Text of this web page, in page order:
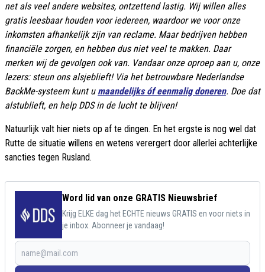
net als veel andere websites, ontzettend lastig. Wij willen alles
gratis leesbaar houden voor iedereen, waardoor we voor onze
inkomsten afhankelijk zijn van reclame. Maar bedrijven hebben
financiële zorgen, en hebben dus niet veel te makken. Daar
merken wij de gevolgen ook van. Vandaar onze oproep aan u, onze
lezers: steun ons alsjeblieft! Via het betrouwbare Nederlandse
BackMe-systeem kunt u maandelijks óf eenmalig doneren. Doe dat
alstublieft, en help DDS in de lucht te blijven!
Natuurlijk valt hier niets op af te dingen. En het ergste is nog wel dat
Rutte de situatie willens en wetens verergert door allerlei achterlijke
sancties tegen Rusland.
Word lid van onze GRATIS Nieuwsbrief
Krijg ELKE dag het ECHTE nieuws GRATIS en voor niets in
je inbox. Abonneer je vandaag!